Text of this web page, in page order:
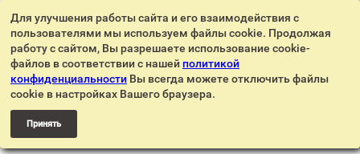
Для улучшения работы сайта и его взаимодействия с
пользователями мы используем файлы cookie. Продолжая
работу с сайтом, Вы разрешаете использование cookie-
файлов в соответствии с нашей политикой
конфиденциальности Вы всегда можете отключить файлы
cookie в настройках Вашего браузера.
Принять